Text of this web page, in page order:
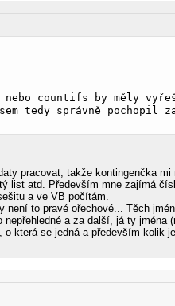
nebo countifs by měly
tedy správně pochopil
pracovat, takže kontingenčka
list atd. Především mne zajímá
a ve VB počítám.
není to pravé ořechové... Těch
nepřehledné a za další, já ty jména
o která se jedná a především kolik